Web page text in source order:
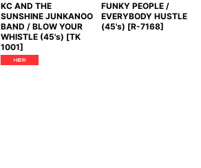
KC AND THE
SUNSHINE JUNKANOO
BAND / BLOW YOUR
WHISTLE (45's) [TK
1001]
FUNKY PEOPLE /
EVERYBODY HUSTLE
(45's) [R-7168]